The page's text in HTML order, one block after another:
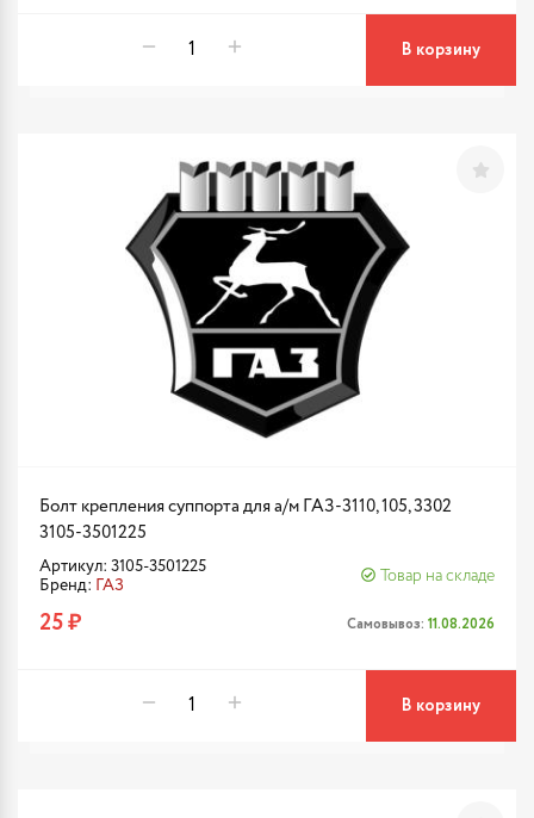
В корзину
Болт крепления суппорта для а/м ГАЗ-3110, 105, 3302
3105-3501225
Артикул: 3105-3501225
Бренд: ГАЗ
Товар на складе
25 ₽ Самовывоз: 11.08.2026
В корзину